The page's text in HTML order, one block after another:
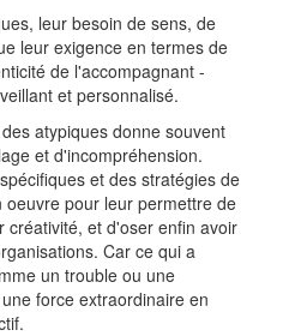
leur besoin de sens, de
leur exigence en termes de
de l'accompagnant -
et personnalisé.
atypiques donne souvent
et d'incompréhension.
et des stratégies de
pour leur permettre de
créativité, et d'oser enfin avoir
Car ce qui a
un trouble ou une
force extraordinaire en